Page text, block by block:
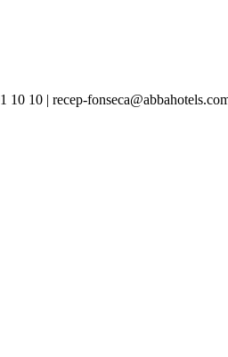
10 10 | recep-